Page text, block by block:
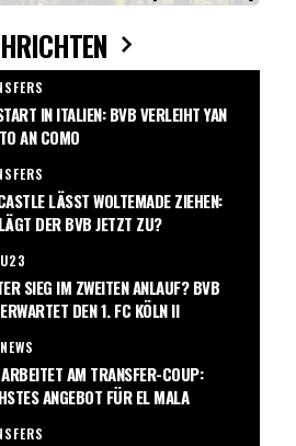
IN ITALIEN: BVB VERLEIHT YAN
AN COMO
LÄSST WOLTEMADE ZIEHEN:
DER BVB JETZT ZU?
SIEG IM ZWEITEN ANLAUF? BVB
DEN 1. FC KÖLN II
AM TRANSFER-COUP:
ANGEBOT FÜR EL MALA